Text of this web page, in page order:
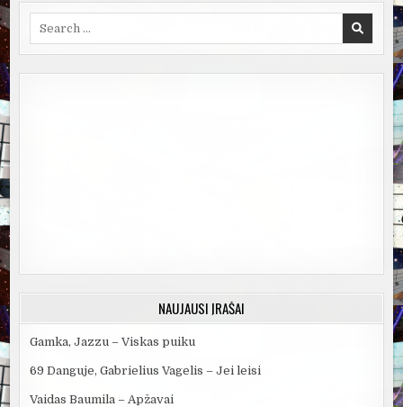
NAUJAUSI ĮRAŠAI
Gamka, Jazzu – Viskas puiku
69 Danguje, Gabrielius Vagelis – Jei leisi
Vaidas Baumila – Apžavai